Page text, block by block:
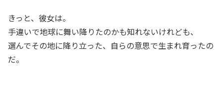
きっと、彼女は。
手違いで地球に舞い降りたのかも知れないけれども、
選んでその地に降り立った、自らの意思で生まれ育ったの
だ。